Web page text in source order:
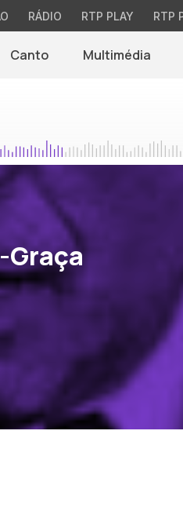
RÁDIO RTP PLAY RTP
Canto Multimédia
Graça